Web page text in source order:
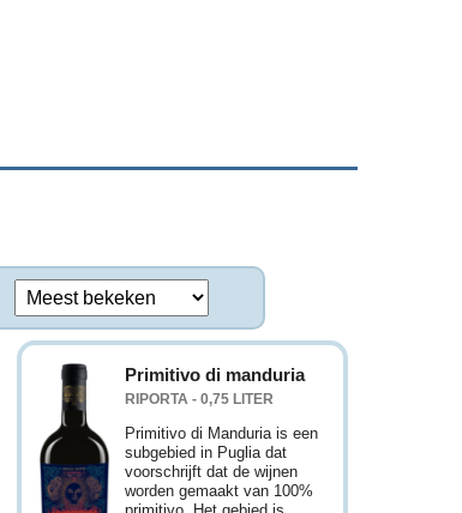
Primitivo di manduria
RIPORTA - 0,75 LITER
Primitivo di Manduria is een
subgebied in Puglia dat
voorschrijft dat de wijnen
worden gemaakt van 100%